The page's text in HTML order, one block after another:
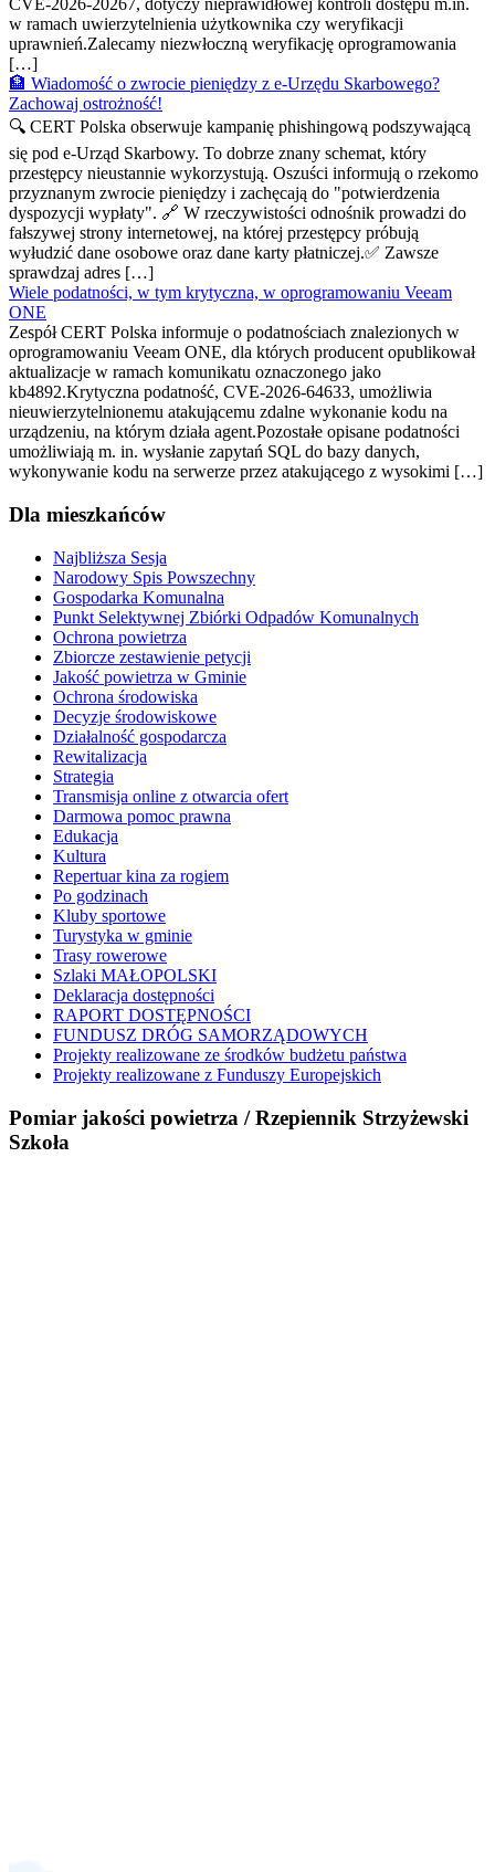
CVE-2026-20267, dotyczy nieprawidłowej kontroli dostępu m.in.
w ramach uwierzytelnienia użytkownika czy weryfikacji
uprawnień.Zalecamy niezwłoczną weryfikację oprogramowania
[…]
🏦 Wiadomość o zwrocie pieniędzy z e-Urzędu Skarbowego?
Zachowaj ostrożność!
🔍 CERT Polska obserwuje kampanię phishingową podszywającą
się pod e-Urząd Skarbowy. To dobrze znany schemat, który
przestępcy nieustannie wykorzystują. Oszuści informują o rzekomo
przyznanym zwrocie pieniędzy i zachęcają do "potwierdzenia
dyspozycji wypłaty". 🔗 W rzeczywistości odnośnik prowadzi do
fałszywej strony internetowej, na której przestępcy próbują
wyłudzić dane osobowe oraz dane karty płatniczej.✅ Zawsze
sprawdzaj adres […]
Wiele podatności, w tym krytyczna, w oprogramowaniu Veeam
ONE
Zespół CERT Polska informuje o podatnościach znalezionych w
oprogramowaniu Veeam ONE, dla których producent opublikował
aktualizacje w ramach komunikatu oznaczonego jako
kb4892.Krytyczna podatność, CVE-2026-64633, umożliwia
nieuwierzytelnionemu atakującemu zdalne wykonanie kodu na
urządzeniu, na którym działa agent.Pozostałe opisane podatności
umożliwiają m. in. wysłanie zapytań SQL do bazy danych,
wykonywanie kodu na serwerze przez atakującego z wysokimi […]
Dla mieszkańców
Najbliższa Sesja
Narodowy Spis Powszechny
Gospodarka Komunalna
Punkt Selektywnej Zbiórki Odpadów Komunalnych
Ochrona powietrza
Zbiorcze zestawienie petycji
Jakość powietrza w Gminie
Ochrona środowiska
Decyzje środowiskowe
Działalność gospodarcza
Rewitalizacja
Strategia
Transmisja online z otwarcia ofert
Darmowa pomoc prawna
Edukacja
Kultura
Repertuar kina za rogiem
Po godzinach
Kluby sportowe
Turystyka w gminie
Trasy rowerowe
Szlaki MAŁOPOLSKI
Deklaracja dostępności
RAPORT DOSTĘPNOŚCI
FUNDUSZ DRÓG SAMORZĄDOWYCH
Projekty realizowane ze środków budżetu państwa
Projekty realizowane z Funduszy Europejskich
Pomiar jakości powietrza / Rzepiennik Strzyżewski
Szkoła